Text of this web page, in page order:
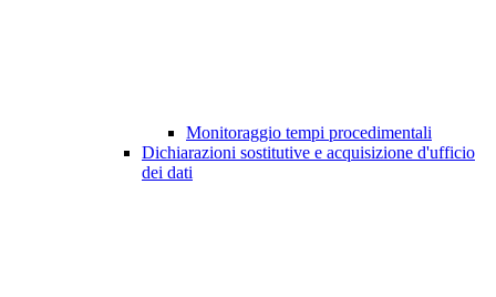
Monitoraggio tempi procedimentali
Dichiarazioni sostitutive e acquisizione d'ufficio
dei dati